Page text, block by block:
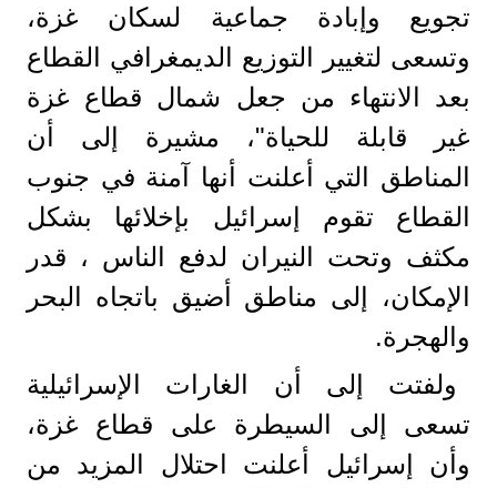
تجويع وإبادة جماعية لسكان غزة،
وتسعى لتغيير التوزيع الديمغرافي القطاع
بعد الانتهاء من جعل شمال قطاع غزة
غير قابلة للحياة"، مشيرة إلى أن
المناطق التي أعلنت أنها آمنة في جنوب
القطاع تقوم إسرائيل بإخلائها بشكل
مكثف وتحت النيران لدفع الناس ، قدر
الإمكان، إلى مناطق أضيق باتجاه البحر
والهجرة.
ولفتت إلى أن الغارات الإسرائيلية
تسعى إلى السيطرة على قطاع غزة،
وأن إسرائيل أعلنت احتلال المزيد من